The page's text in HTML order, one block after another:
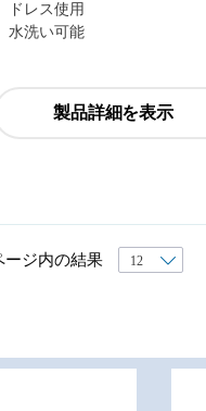
ドレス使用
水洗い可能
製品詳細を表示
ージ内の結果